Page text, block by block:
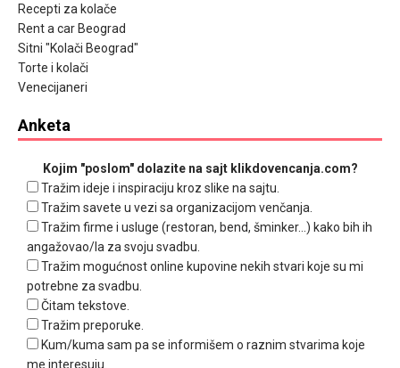
Recepti za kolače
Rent a car Beograd
Sitni "Kolači Beograd"
Torte i kolači
Venecijaneri
Anketa
Kojim "poslom" dolazite na sajt klikdovencanja.com?
Tražim ideje i inspiraciju kroz slike na sajtu.
Tražim savete u vezi sa organizacijom venčanja.
Tražim firme i usluge (restoran, bend, šminker...) kako bih ih
angažovao/la za svoju svadbu.
Tražim mogućnost online kupovine nekih stvari koje su mi
potrebne za svadbu.
Čitam tekstove.
Tražim preporuke.
Kum/kuma sam pa se informišem o raznim stvarima koje
me interesuju.